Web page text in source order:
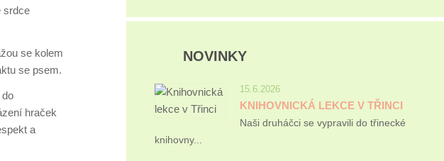
srdce
se kolem
se psem.
hraček
a
NOVINKY
15.6.2026
KNIHOVNICKÁ LEKCE V TŘINCI
Naši druháčci se vypravili do třinecké
knihovny...